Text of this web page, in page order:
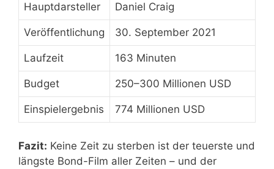
Hauptdarsteller Daniel Craig
Veröffentlichung 30. September 2021
Laufzeit 163 Minuten
Budget 250–300 Millionen USD
Einspielergebnis 774 Millionen USD
Fazit: Keine Zeit zu sterben ist der teuerste und
längste Bond-Film aller Zeiten – und der